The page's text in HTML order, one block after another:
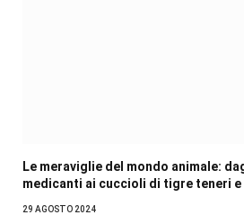
Le meraviglie del mondo animale:
medicanti ai cuccioli di tigre teneri
29 AGOSTO 2024